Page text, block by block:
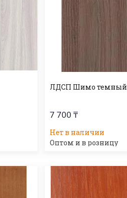
ЛДСП Шимо темный
7 700 ₸
Нет в наличии
Оптом и в розницу